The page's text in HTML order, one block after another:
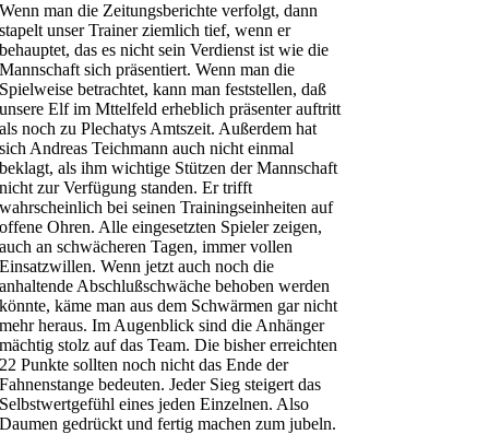
Wenn man die Zeitungsberichte verfolgt, dann
stapelt unser Trainer ziemlich tief, wenn er
behauptet, das es nicht sein Verdienst ist wie die
Mannschaft sich präsentiert. Wenn man die
Spielweise betrachtet, kann man feststellen, daß
unsere Elf im Mttelfeld erheblich präsenter auftritt
als noch zu Plechatys Amtszeit. Außerdem hat
sich Andreas Teichmann auch nicht einmal
beklagt, als ihm wichtige Stützen der Mannschaft
nicht zur Verfügung standen. Er trifft
wahrscheinlich bei seinen Trainingseinheiten auf
offene Ohren. Alle eingesetzten Spieler zeigen,
auch an schwächeren Tagen, immer vollen
Einsatzwillen. Wenn jetzt auch noch die
anhaltende Abschlußschwäche behoben werden
könnte, käme man aus dem Schwärmen gar nicht
mehr heraus. Im Augenblick sind die Anhänger
mächtig stolz auf das Team. Die bisher erreichten
22 Punkte sollten noch nicht das Ende der
Fahnenstange bedeuten. Jeder Sieg steigert das
Selbstwertgefühl eines jeden Einzelnen. Also
Daumen gedrückt und fertig machen zum jubeln.